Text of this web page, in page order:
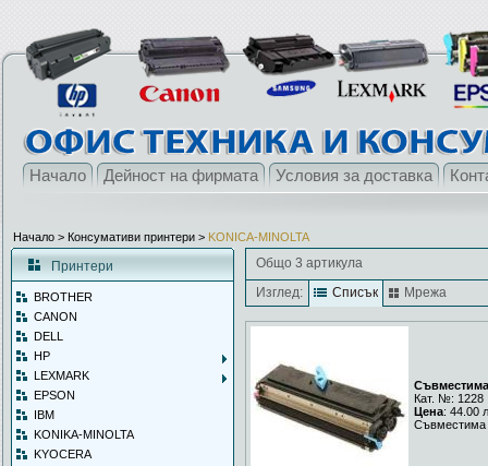
Начало Дейност на фирмата Условия за доставка
Начало > Консумативи принтери > KONICA-MINOLTA
Принтери
BROTHER
CANON
DELL
HP
LEXMARK
EPSON
IBM
KONIKA-MINOLTA
KYOCERA
Общо 3 артикула
Изглед:
Списък Мрежа
Съвместима
Кат. №: 1228
Цена: 44.00
Съвместима